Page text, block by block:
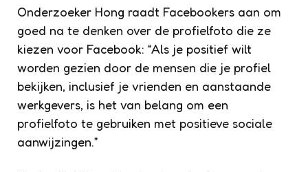
Onderzoeker Hong raadt Facebookers aan om
goed na te denken over de profielfoto die ze
kiezen voor Facebook: “Als je positief wilt
worden gezien door de mensen die je profiel
bekijken, inclusief je vrienden en aanstaande
werkgevers, is het van belang om een
profielfoto te gebruiken met positieve sociale
aanwijzingen.”